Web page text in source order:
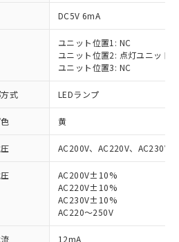
DC5V 6mA
ユニット位置1: NC
ユニット位置2: 点灯ユニット
ユニット位置3: NC
式 LEDランプ
黄
AC200V、AC220V、AC230V
AC200V±10%
AC220V±10%
AC230V±10%
AC220～250V
12mA
RoHS指令（10物質）の
製品が提供可能な商品で